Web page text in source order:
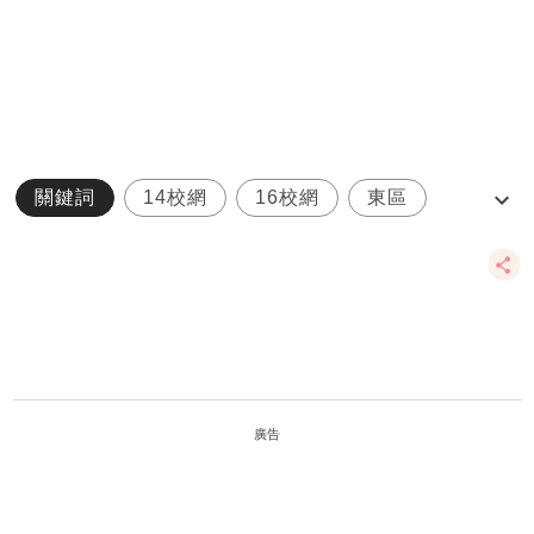
關鍵詞 14校網 16校網 東區
廣告